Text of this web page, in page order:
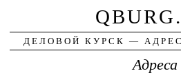
ДЕЛОВОЙ КУРСК —
Адреса